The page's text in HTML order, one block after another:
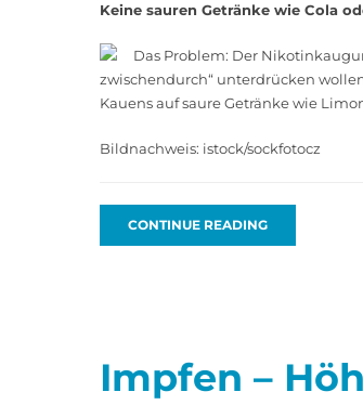
Keine sauren Getränke wie Cola
Das Problem: Der
zwischendurch“ unterdrücken
Kauens auf saure ­­Getränke wie
Bildnachweis: istock/sockfotocz
CONTINUE READING
Impfen –